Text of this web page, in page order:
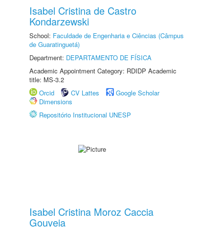
Isabel Cristina de Castro
Kondarzewski
School: Faculdade de Engenharia e Ciências (Câmpus
de Guaratinguetá)
Department: DEPARTAMENTO DE FÍSICA
Academic Appointment Category: RDIDP Academic
title: MS-3.2
Orcid
CV Lattes
Google Scholar
Dimensions
Repositório Institucional UNESP
Isabel Cristina Moroz Caccia
Gouveia